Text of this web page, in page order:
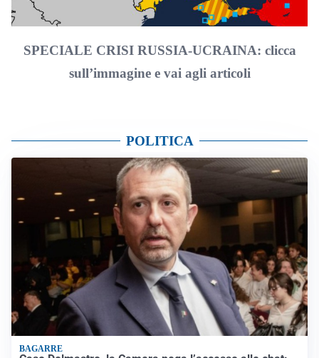
SPECIALE CRISI RUSSIA-UCRAINA: clicca
sull’immagine e vai agli articoli
POLITICA
BAGARRE